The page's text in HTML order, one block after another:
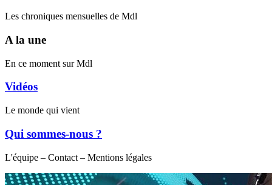
Les chroniques mensuelles de Mdl
A la une
En ce moment sur Mdl
Vidéos
Le monde qui vient
Qui sommes-nous ?
L'équipe – Contact – Mentions légales